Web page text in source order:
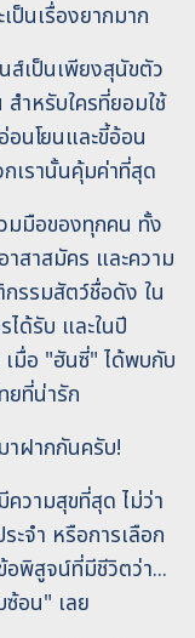
ป็นเรื่องยากมาก
ส์เป็นเพียงสุนัขตัว
ำหรับใครที่ยอมใช้
อนโยนและขี้อ้อน
เรานั้นคุ้มค่าที่สุด
มมือของทุกคน ทั้ง
สาสมัคร และความ
รรมสัตว์ชื่อดัง ใน
ด้รับ และในปี
มื่อ "ฮันซี่" ได้พบกับ
ยที่น่ารัก
าฝากกันครับ!
วามสุขที่สุด ไม่ว่า
ะจำ หรือการเลือก
พิสูจน์ที่มีชีวิตว่า...
ซ้อน" เลย